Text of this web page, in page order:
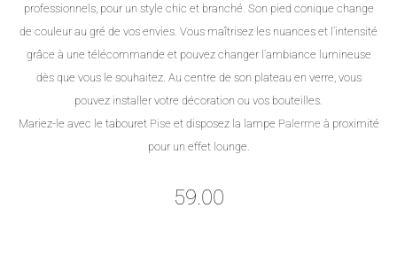
professionnels, pour un style chic et branché. Son pied conique change
de couleur au gré de vos envies. Vous maîtrisez les nuances et l’intensité
grâce à une télécommande et pouvez changer l’ambiance lumineuse
dès que vous le souhaitez. Au centre de son plateau en verre, vous
pouvez installer votre décoration ou vos bouteilles.
Mariez-le avec le tabouret Pise et disposez la lampe Palerme à proximité
pour un effet lounge.
59.00